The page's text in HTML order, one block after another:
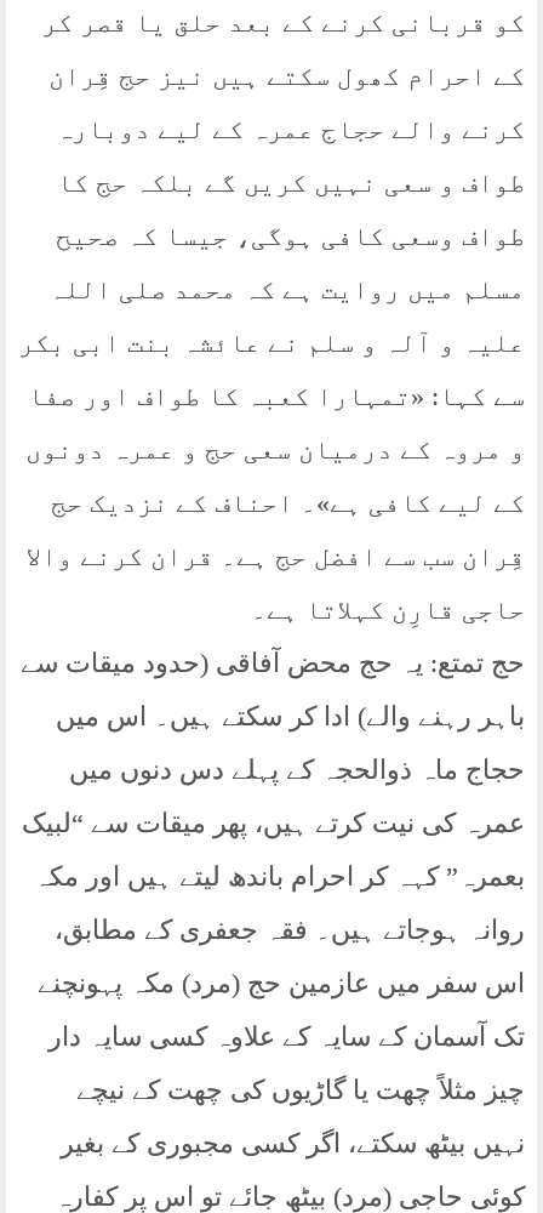
کو قربانی کرنے کے بعد حلق یا قصر کر
کے احرام کھول سکتے ہیں نیز حج قِران
کرنے والے حجاج عمرہ کے لیے دوبارہ
طواف و سعی نہیں کریں گے بلکہ حج کا
طواف وسعی کافی ہوگی، جیسا کہ صحیح
مسلم میں روایت ہے کہ محمد صلی اللہ
علیہ و آلہ و سلم نے عائشہ بنت ابی بکر
سے کہا: «تمہارا کعبہ کا طواف اور صفا
و مروہ کے درمیان سعی حج و عمرہ دونوں
کے لیے کافی ہے»۔ احناف کے نزدیک حج
قِران سب سے افضل حج ہے۔ قران کرنے والا
حاجی قارِن کہلاتا ہے۔
حج تمتع: یہ حج محض آفاقی (حدود میقات سے
باہر رہنے والے) ادا کر سکتے ہیں۔ اس میں
حجاج ماہ ذوالحجہ کے پہلے دس دنوں میں
عمرہ کی نیت کرتے ہیں، پھر میقات سے “لبیک
بعمرہ” کہہ کر احرام باندھ لیتے ہیں اور مکہ
روانہ ہوجاتے ہیں۔ فقہ جعفری کے مطابق،
اس سفر میں عازمین حج (مرد) مکہ پہونچنے
تک آسمان کے سایہ کے علاوہ کسی سایہ دار
چیز مثلاً چھت یا گاڑیوں کی چھت کے نیچے
نہیں بیٹھ سکتے، اگر کسی مجبوری کے بغیر
کوئی حاجی (مرد) بیٹھ جائے تو اس پر کفارہ